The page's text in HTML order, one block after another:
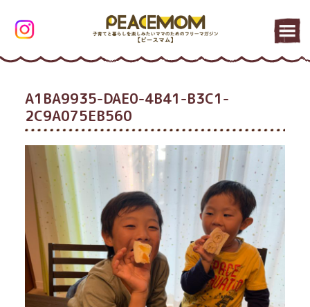
A1BA9935-DAE0-4B41-B3C1-
2C9A075EB560